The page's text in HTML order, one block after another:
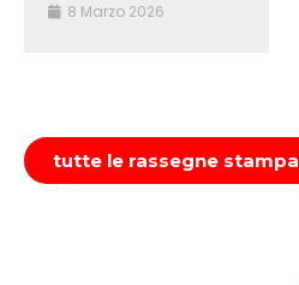
8 Marzo 2026
tutte le rassegne stampa